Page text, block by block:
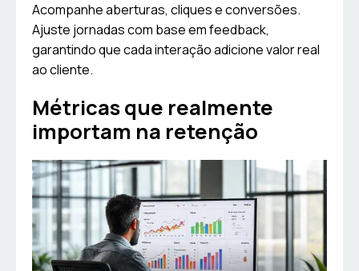
Acompanhe aberturas, cliques e conversões.
Ajuste jornadas com base em feedback,
garantindo que cada interação adicione valor real
ao cliente.
Métricas que realmente
importam na retenção